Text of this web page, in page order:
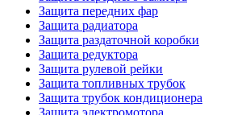
Защита передних фар
Защита радиатора
Защита раздаточной коробки
Защита редуктора
Защита рулевой рейки
Защита топливных трубок
Защита трубок кондиционера
Защита электромотора